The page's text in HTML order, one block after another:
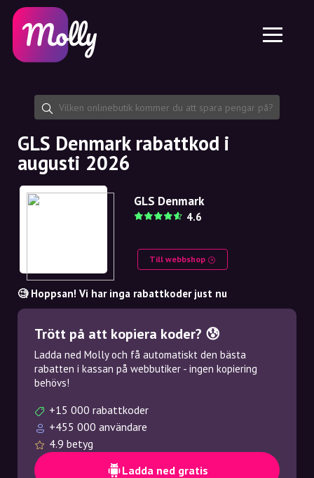
Hudvård
Hårvård
Dela rabattkod
Funktioner
Jobb
Om oss
Samarbete
Plattform
Molly till iPhone och iPad
Molly till Android
SE
EN
SE
NO
DE
GLS Denmark rabattkod i
augusti 2026
GLS Denmark
4.6
Till webbshop
🧐 Hoppsan! Vi har inga rabattkoder just nu
Trött på att kopiera koder? 😰
Ladda ned Molly och få automatiskt den bästa
rabatten i kassan på webbutiker - ingen kopiering
behövs!
+15 000 rabattkoder
+455 000 användare
4.9 betyg
Ladda ned gratis